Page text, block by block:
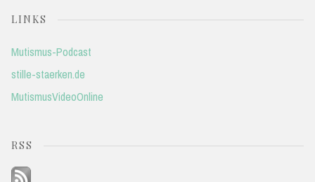
LINKS
Mutismus-Podcast
stille-staerken.de
MutismusVideoOnline
RSS